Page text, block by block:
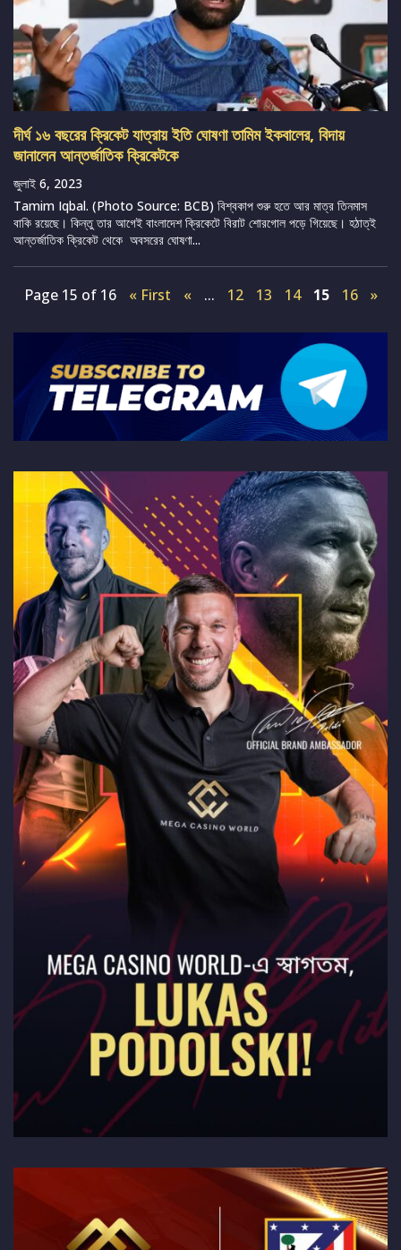
দীর্ঘ ১৬ বছরের ক্রিকেট যাত্রায় ইতি ঘোষণা তামিম ইকবালের, বিদায়
জানালেন আন্তর্জাতিক ক্রিকেটকে
জুলাই 6, 2023
Tamim Iqbal. (Photo Source: BCB) বিশ্বকাপ শুরু হতে আর মাত্র তিনমাস
বাকি রয়েছে। কিন্তু তার আগেই বাংলাদেশ ক্রিকেটে বিরাট শোরগোল পড়ে গিয়েছে। হঠাত্ই
আন্তর্জাতিক ক্রিকেট থেকে অবসরের ঘোষণা...
Page 15 of 16 « First « ... 12 13 14 15 16 »